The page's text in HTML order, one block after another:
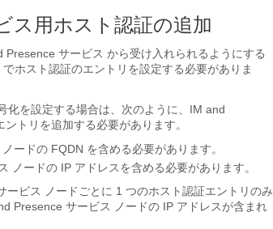
ス用ホスト認証の追加
Presence サービス から受け入れられるようにする
でホスト認証のエントリを設定する必要がありま
化を設定する場合は、次のように、 IM and
トリを追加する必要があります。
ノードの FQDN を含める必要があります。
ノードの IP アドレスを含める必要があります。
ービス
ノードごとに 1 つのホスト認証エントリのみ
Presence サービス
ノードの IP アドレスが含まれ